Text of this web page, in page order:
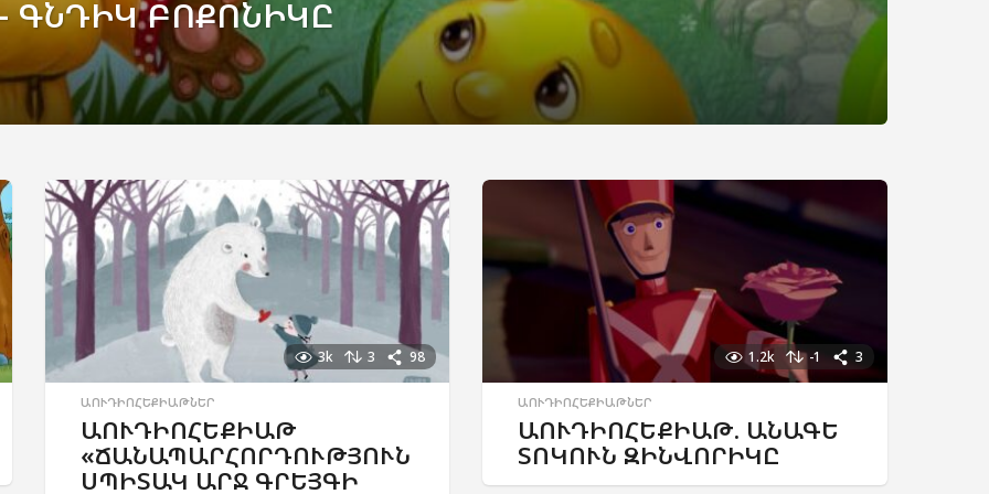
ԲՈՔՈՆԻԿԸ
3k 3 98
ԱՈՒԴԻՈՀԵՔԻԱԹՆԵՐ
ԱՈՒԴԻՈՀԵՔԻԱԹ
«ՃԱՆԱՊԱՐՀՈՐԴՈՒԹՅՈՒՆ
ՍՊԻՏԱԿ ԱՐՋ ԳՐԵՅԳԻ
1.2k -1 3
ԱՈՒԴԻՈՀԵՔԻԱԹՆԵՐ
ԱՈՒԴԻՈՀԵՔԻԱԹ. ԱՆԱԳԵ
ՏՈԿՈՒՆ ԶԻՆՎՈՐԻԿԸ